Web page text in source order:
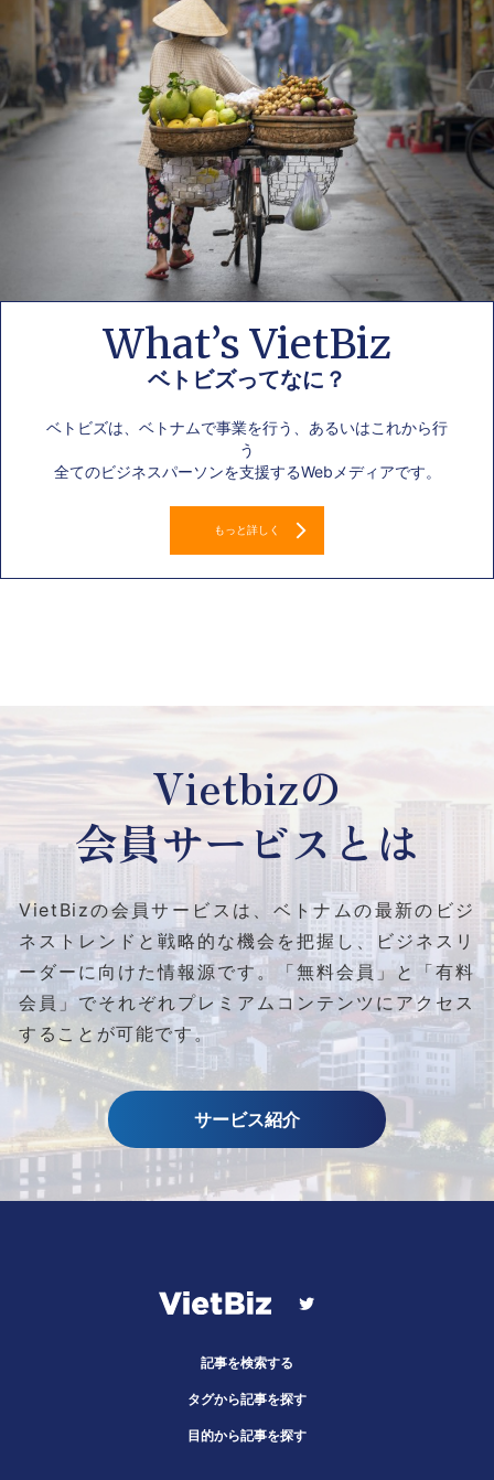
What’s VietBiz
ベトビズってなに？
ベトビズは、ベトナムで事業を行う、あるいはこれから行
う
全てのビジネスパーソンを支援するWebメディアです。
もっと詳しく
Vietbizの
会員サービスとは
VietBizの会員サービスは、ベトナムの最新のビジ
ネストレンドと戦略的な機会を把握し、ビジネスリ
ーダーに向けた情報源です。
「無料会員」と「有料
会員」でそれぞれプレミアムコンテンツにアクセス
することが可能です。
サービス紹介
記事を検索する
タグから記事を探す
目的から記事を探す